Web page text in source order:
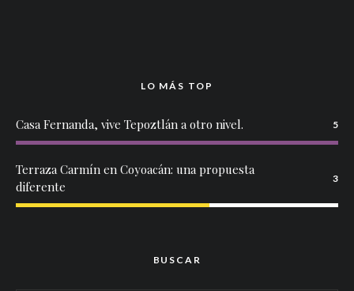
LO MÁS TOP
Casa Fernanda, vive Tepoztlán a otro nivel. 5
Terraza Carmín en Coyoacán: una propuesta
diferente
3
BUSCAR